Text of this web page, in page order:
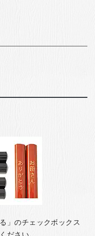
」のチェックボックス